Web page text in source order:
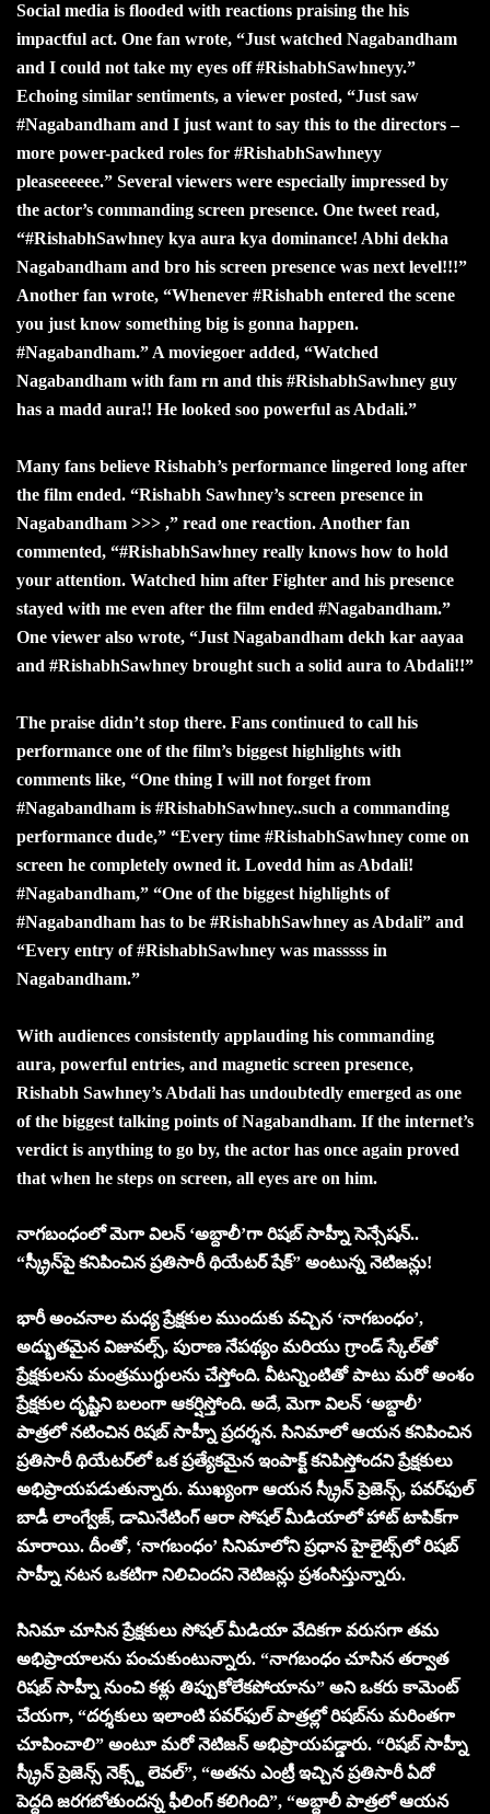
Social media is flooded with reactions praising the his
impactful act. One fan wrote, “Just watched Nagabandham
and I could not take my eyes off #RishabhSawhneyy.”
Echoing similar sentiments, a viewer posted, “Just saw
#Nagabandham and I just want to say this to the directors –
more power-packed roles for #RishabhSawhneyy
pleaseeeeee.” Several viewers were especially impressed by
the actor’s commanding screen presence. One tweet read,
“#RishabhSawhney kya aura kya dominance! Abhi dekha
Nagabandham and bro his screen presence was next level!!!”
Another fan wrote, “Whenever #Rishabh entered the scene
you just know something big is gonna happen.
#Nagabandham.” A moviegoer added, “Watched
Nagabandham with fam rn and this #RishabhSawhney guy
has a madd aura!! He looked soo powerful as Abdali.”
Many fans believe Rishabh’s performance lingered long after
the film ended. “Rishabh Sawhney’s screen presence in
Nagabandham >>> ,” read one reaction. Another fan
commented, “#RishabhSawhney really knows how to hold
your attention. Watched him after Fighter and his presence
stayed with me even after the film ended #Nagabandham.”
One viewer also wrote, “Just Nagabandham dekh kar aayaa
and #RishabhSawhney brought such a solid aura to Abdali!!”
The praise didn’t stop there. Fans continued to call his
performance one of the film’s biggest highlights with
comments like, “One thing I will not forget from
#Nagabandham is #RishabhSawhney..such a commanding
performance dude,” “Every time #RishabhSawhney come on
screen he completely owned it. Lovedd him as Abdali!
#Nagabandham,” “One of the biggest highlights of
#Nagabandham has to be #RishabhSawhney as Abdali” and
“Every entry of #RishabhSawhney was masssss in
Nagabandham.”
With audiences consistently applauding his commanding
aura, powerful entries, and magnetic screen presence,
Rishabh Sawhney’s Abdali has undoubtedly emerged as one
of the biggest talking points of Nagabandham. If the internet’s
verdict is anything to go by, the actor has once again proved
that when he steps on screen, all eyes are on him.
నాగబంధంలో మెగా విలన్ ‘అబ్దాలీ’గా రిషబ్ సాహ్నీ సెన్సేషన్..
“స్క్రీన్‌పై కనిపించిన ప్రతిసారీ థియేటర్ షేక్” అంటున్న నెటిజన్లు!
భారీ అంచనాల మధ్య ప్రేక్షకుల ముందుకు వచ్చిన ‘నాగబంధం’,
అద్భుతమైన విజువల్స్, పురాణ నేపథ్యం మరియు గ్రాండ్ స్కేల్‌తో
ప్రేక్షకులను మంత్రముగ్ధులను చేస్తోంది. వీటన్నింటితో పాటు మరో అంశం
ప్రేక్షకుల దృష్టిని బలంగా ఆకర్షిస్తోంది. అదే, మెగా విలన్ ‘అబ్దాలీ’
పాత్రలో నటించిన రిషబ్ సాహ్నీ ప్రదర్శన. సినిమాలో ఆయన కనిపించిన
ప్రతిసారీ థియేటర్‌లో ఒక ప్రత్యేకమైన ఇంపాక్ట్ కనిపిస్తోందని ప్రేక్షకులు
అభిప్రాయపడుతున్నారు. ముఖ్యంగా ఆయన స్క్రీన్ ప్రెజెన్స్, పవర్‌ఫుల్
బాడీ లాంగ్వేజ్, డామినేటింగ్ ఆరా సోషల్ మీడియాలో హాట్ టాపిక్‌గా
మారాయి. దీంతో, ‘నాగబంధం’ సినిమాలోని ప్రధాన హైలైట్స్‌లో రిషబ్
సాహ్నీ నటన ఒకటిగా నిలిచిందని నెటిజన్లు ప్రశంసిస్తున్నారు.
సినిమా చూసిన ప్రేక్షకులు సోషల్ మీడియా వేదికగా వరుసగా తమ
అభిప్రాయాలను పంచుకుంటున్నారు. “నాగబంధం చూసిన తర్వాత
రిషబ్ సాహ్నీ నుంచి కళ్లు తిప్పుకోలేకపోయాను” అని ఒకరు కామెంట్
చేయగా, “దర్శకులు ఇలాంటి పవర్‌ఫుల్ పాత్రల్లో రిషబ్‌ను మరింతగా
చూపించాలి” అంటూ మరో నెటిజన్ అభిప్రాయపడ్డారు. “రిషబ్ సాహ్నీ
స్క్రీన్ ప్రెజెన్స్ నెక్స్ట్ లెవల్”, “అతను ఎంట్రీ ఇచ్చిన ప్రతిసారీ ఏదో
పెద్దది జరగబోతుందన్న ఫీలింగ్ కలిగింది”, “అబ్దాలీ పాత్రలో ఆయన